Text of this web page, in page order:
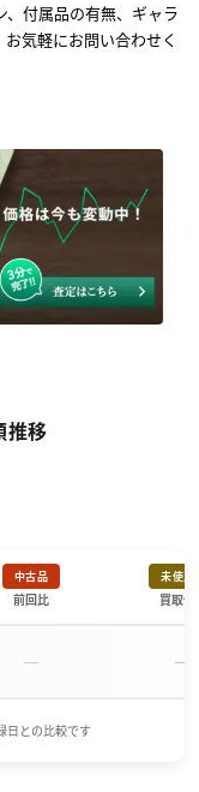
付属品の有無、ギャラ
気軽にお問い合わせく
推移
中古品
前回比
未使用
買取価
－ －
日との比較です